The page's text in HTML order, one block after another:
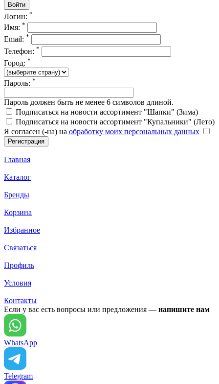
Логин: *
Имя: *
Email: *
Телефон: *
Город: *
Пароль: *
Пароль должен быть не менее 6 символов длиной.
Подписаться на новости ассортимент "Шапки" (Зима)
Подписаться на новости ассортимент "Купальники" (Лето)
Я согласен (-на) на обработку моих персональных данных
Главная
Каталог
Бренды
Корзина
Избранное
Связаться
Профиль
Условия
Контакты
Если у вас есть вопросы или предложения — напишите нам
WhatsApp
Telegram